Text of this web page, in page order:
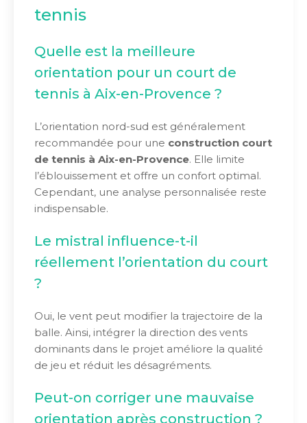
tennis
Quelle est la meilleure
orientation pour un court de
tennis à Aix-en-Provence ?
L’orientation nord-sud est généralement
recommandée pour une construction court
de tennis à Aix-en-Provence. Elle limite
l’éblouissement et offre un confort optimal.
Cependant, une analyse personnalisée reste
indispensable.
Le mistral influence-t-il
réellement l’orientation du court
?
Oui, le vent peut modifier la trajectoire de la
balle. Ainsi, intégrer la direction des vents
dominants dans le projet améliore la qualité
de jeu et réduit les désagréments.
Peut-on corriger une mauvaise
orientation après construction ?